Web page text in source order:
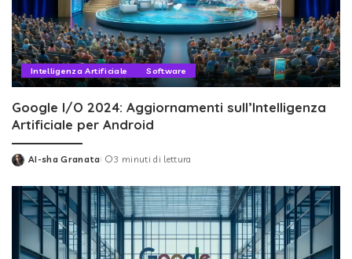
Intelligenza Artificiale Software
Google I/O 2024: Aggiornamenti sull’Intelligenza
Artificiale per Android
Posted
AI-sha Granata 3 minuti di lettura